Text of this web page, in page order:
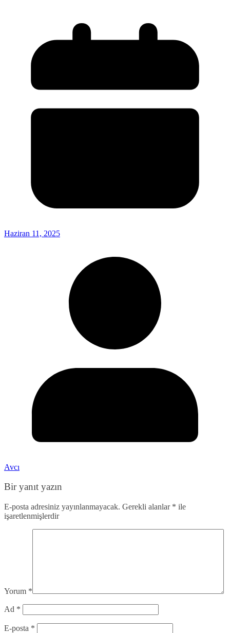
Haziran 11, 2025
Avcı
Bir yanıt yazın
E-posta adresiniz yayınlanmayacak. Gerekli alanlar * ile
işaretlenmişlerdir
Yorum *
Ad *
E-posta *